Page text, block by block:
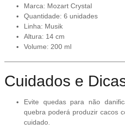
Marca: Mozart Crystal
Quantidade: 6 unidades
Linha: Musik
Altura: 14 cm
Volume: 200 ml
Cuidados e
Evite quedas para não
quebra poderá produzir cacos
cuidado.